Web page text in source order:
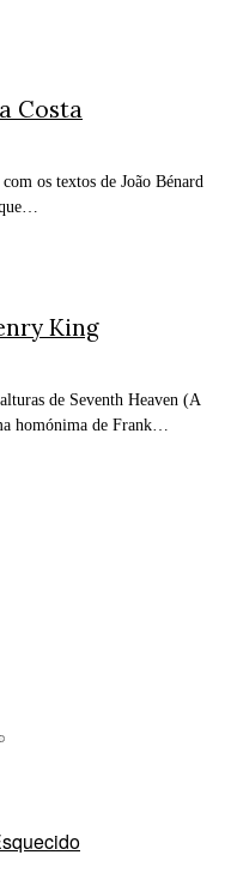
Costa
os textos de João Bénard
King
de Seventh Heaven (A
homónima de Frank…